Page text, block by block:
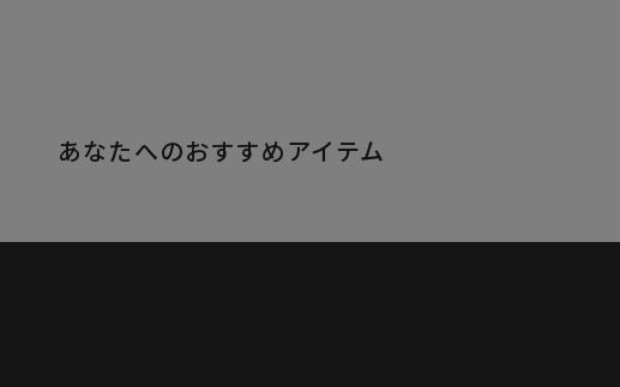
あなたへのおすすめアイテム